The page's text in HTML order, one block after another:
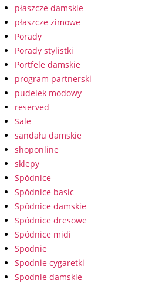
płaszcze damskie
płaszcze zimowe
Porady
Porady stylistki
Portfele damskie
program partnerski
pudelek modowy
reserved
Sale
sandału damskie
shoponline
sklepy
Spódnice
Spódnice basic
Spódnice damskie
Spódnice dresowe
Spódnice midi
Spodnie
Spodnie cygaretki
Spodnie damskie